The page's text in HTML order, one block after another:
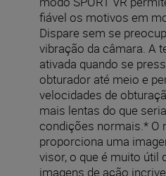
fiável os motivos em
Dispare sem se
vibração da câmara. A
ativada quando se
obturador até meio e
velocidades de
mais lentas do que
condições normais.* O
proporciona uma
visor, o que é muito útil
imagens de ação